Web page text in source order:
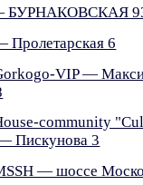
БУРНАКОВСКАЯ
Пролетарская 6
VIP —
community
Пискунова 3
— шоссе